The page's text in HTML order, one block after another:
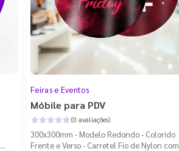
Feiras e Eventos
Móbile para PDV
(0 avaliações)
300x300mm - Modelo Redondo - Colorido
Frente e Verso - Carretel Fio de Nylon com